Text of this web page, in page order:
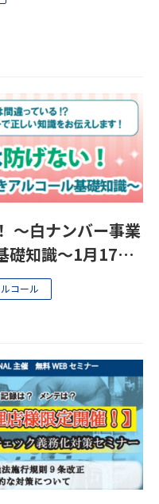
～白ナンバー事業
礎知識～1月17日
コール